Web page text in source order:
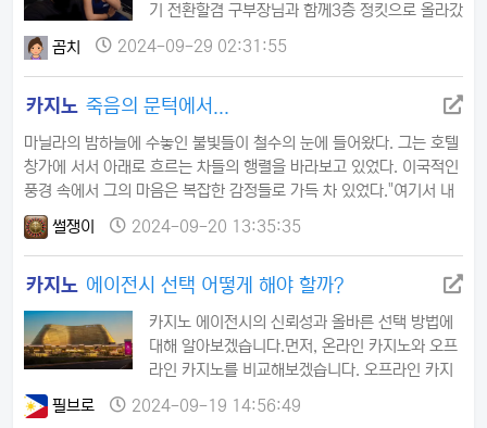
기 전환할겸 구부장님과 함께3층 정킷으로 올라갔
20만 바인해서 게임을 하는데그림은 나쁘지 않았
던것 같은데올라가지 못하고 계속 본전에서오르락
내리락 하더라구요저녁 시간 되어서구부장님이 식
늘은 그만하자그런데 역시나오르락 내리락게임이
힘겹다고생각이 들기 시작하니어디에 베팅을해도
이길것 같지 않고질것같다는 생각이 드는데일어서
지 못하고 계속했네요그러다가 슈…
곰치 2024-09-29 02:31:55
카지노 죽음의 문턱에서...
마닐라의 밤하늘에 수놓인 불빛들이 철수의 눈에 들어왔다. 그는 호텔
창가에 서서 아래로 흐르는 차들의 행렬을 바라보고 있었다. 이국적인
풍경 속에서 그의 마음은 복잡한 감정들로 가득 차 있었다."여기서 내
인생을 바꿀 수 있을까?" 그는 중얼거렸다.철수는 도박 중독자였다.처
음에는 단순한 호기심으로 시작했던 것이 어느새 그의 삶을 송두리째
집어삼키고 있었다. 부모님께 사업 자금이라며 빌려간 돈은 이미 오래
전에 카지노 테이블 위에서 사라졌고, 그 빚은 눈덩이처럼 불어나고 있
었다.그는 깊은 한숨을 내쉬었다. 마닐라에 온…
썰쟁이 2024-09-20 13:35:35
카지노 에이전시 선택 어떻게 해야 할까?
카지노 에이전시의 신뢰성과 올바른 선택 방법에
대해 알아보겠습니다.​먼저, 온라인 카지노와 오프
라인 카지노를 비교해보겠습니다. 오프라인 카지
이 수행합니다. 수익 구조나 세부적인 역할은 다를
필브로 2024-09-19 14:56:49